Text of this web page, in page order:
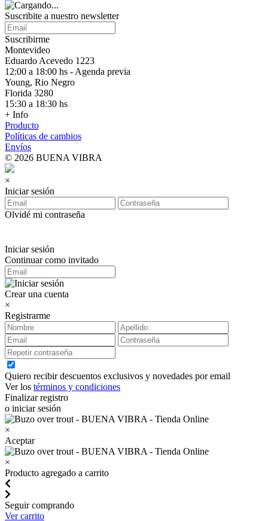
Suscribite a nuestro newsletter
Suscribirme
Montevideo
Eduardo Acevedo 1223
12:00 a 18:00 hs - Agenda previa
Young, Rio Negro
Florida 3280
15:30 a 18:30 hs
+ Info
Producto
Políticas de cambios
Envíos
© 2026 BUENA VIBRA
×
Iniciar sesión
Olvidé mi contraseña
Iniciar sesión
Continuar como invitado
Crear una cuenta
×
Registrarme
Quiero recibir descuentos exclusivos y novedades por email
Ver los términos y condiciones
Finalizar registro
o iniciar sesión
×
Aceptar
×
Producto agregado a carrito
Seguir comprando
Ver carrito